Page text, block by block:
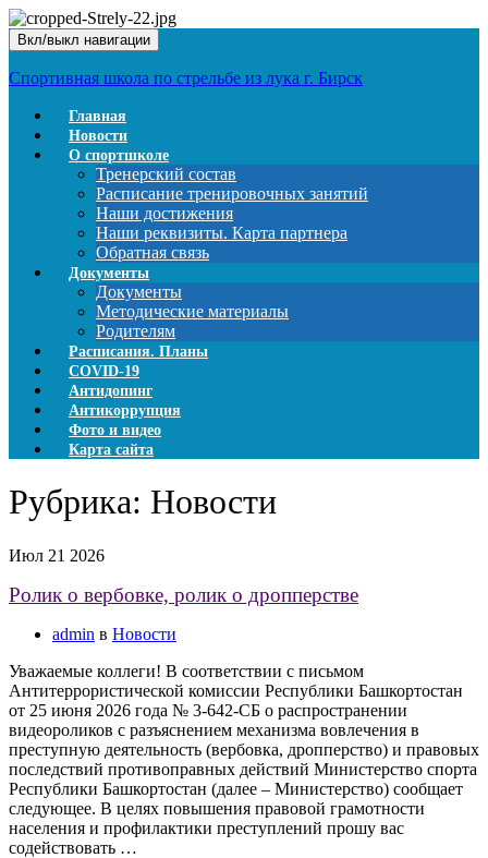
Вкл/выкл навигации
Спортивная школа по стрельбе из лука г. Бирск
Главная
Новости
О спортшколе
Тренерский состав
Расписание тренировочных занятий
Наши достижения
Наши реквизиты. Карта партнера
Обратная связь
Документы
Документы
Методические материалы
Родителям
Расписания. Планы
COVID-19
Антидопинг
Антикоррупция
Фото и видео
Карта сайта
Рубрика: Новости
Июл 21 2026
Ролик о вербовке, ролик о дропперстве
admin в Новости
Уважаемые коллеги! В соответствии с письмом
Антитеррористической комиссии Республики Башкортостан
от 25 июня 2026 года № 3-642-СБ о распространении
видеороликов с разъяснением механизма вовлечения в
преступную деятельность (вербовка, дропперство) и правовых
последствий противоправных действий Министерство спорта
Республики Башкортостан (далее – Министерство) сообщает
следующее. В целях повышения правовой грамотности
населения и профилактики преступлений прошу вас
содействовать …